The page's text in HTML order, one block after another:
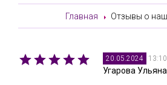
Главная Отзывы о
20.05.2024 13:10
Угарова